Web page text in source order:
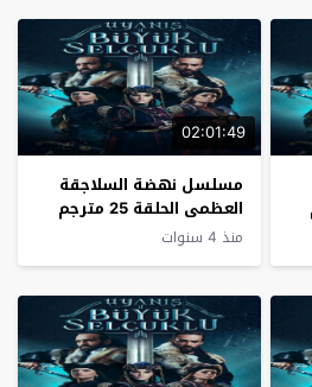
02:01:49
مسلسل نهضة السلاجقة
العظمى الحلقة 25 مترجم
منذ 4 سنوات